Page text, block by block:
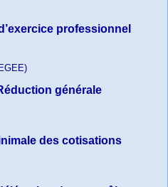
professionnel
générale
des cotisations